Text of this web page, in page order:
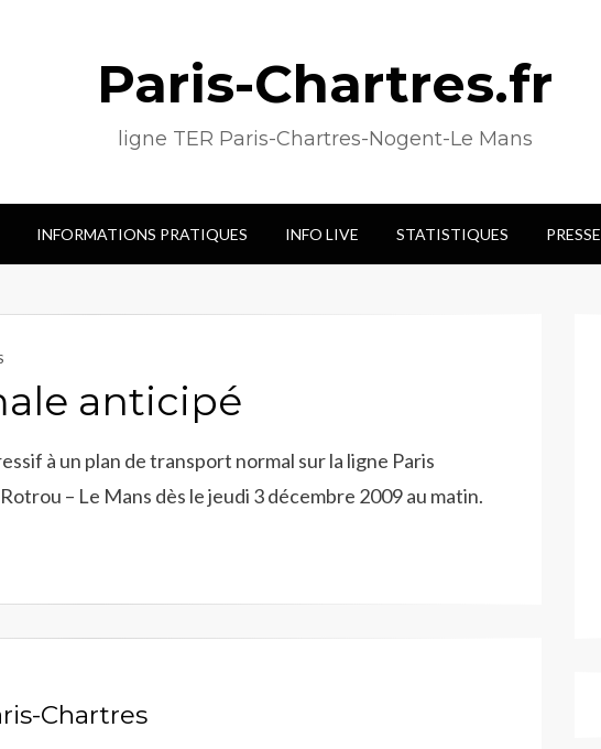
Paris-Chartres.fr
ligne TER Paris-Chartres-Nogent-Le Mans
INFORMATIONS PRATIQUES INFO LIVE STATISTIQUES PRESSE
anticipé
à un plan de transport normal sur la ligne Paris
– Le Mans dès le jeudi 3 décembre 2009 au matin.
Chartres